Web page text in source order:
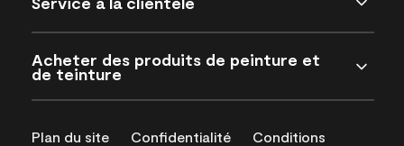
Acheter des produits de peinture et
de teinture
Plan du site Confidentialité
Conditions